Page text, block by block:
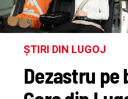
ȘTIRI DIN LUGOJ
Dezastru pe